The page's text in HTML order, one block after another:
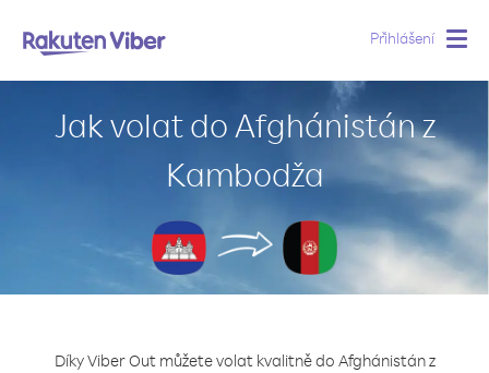
Přihlášení
Jak volat do Afghánistán z
Kambodža
Díky Viber Out můžete volat kvalitně do Afghánistán z